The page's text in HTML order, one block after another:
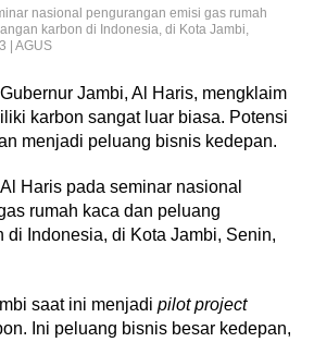
nasional pengurangan emisi gas rumah
karbon di Indonesia, di Kota Jambi,
| AGUS
Jambi, Al Haris, mengklaim
karbon sangat luar biasa. Potensi
menjadi peluang bisnis kedepan.
Haris pada seminar nasional
rumah kaca dan peluang
di Indonesia, di Kota Jambi, Senin,
saat ini menjadi pilot project
Ini peluang bisnis besar kedepan,